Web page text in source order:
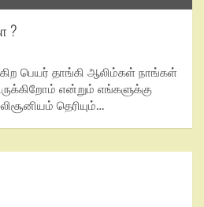
?
பெயர் தாங்கி ஆலிம்கள் நாங்கள்
என்றும் எங்களுக்கு
தெரியும்…